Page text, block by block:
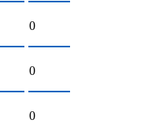
0
0
0